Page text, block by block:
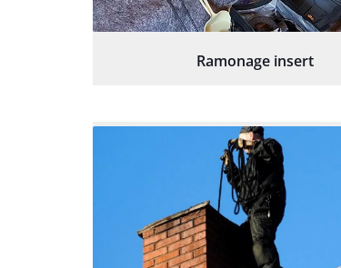
Ramonage insert